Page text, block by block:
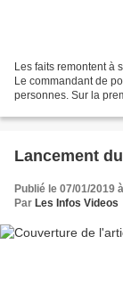
Les faits remontent à
Le commandant de
personnes. Sur la
Lancement
Publié le 07/01/2019
Par Les Infos Videos